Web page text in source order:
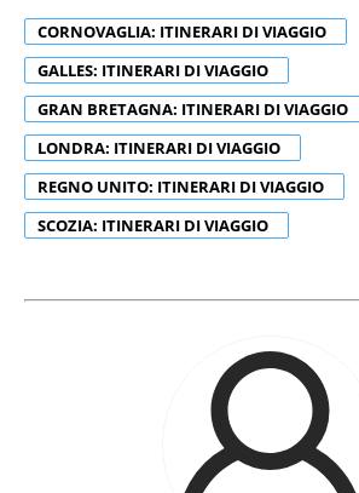
con altre informazioni che hai fornito
raccolto dal tuo utilizzo dei loro servizi.
CORNOVAGLIA: ITINERARI DI VIAGGIO
GALLES: ITINERARI DI VIAGGIO
GRAN BRETAGNA: ITINERARI DI VIAGGIO
LONDRA: ITINERARI DI VIAGGIO
REGNO UNITO: ITINERARI DI VIAGGIO
SCOZIA: ITINERARI DI VIAGGIO